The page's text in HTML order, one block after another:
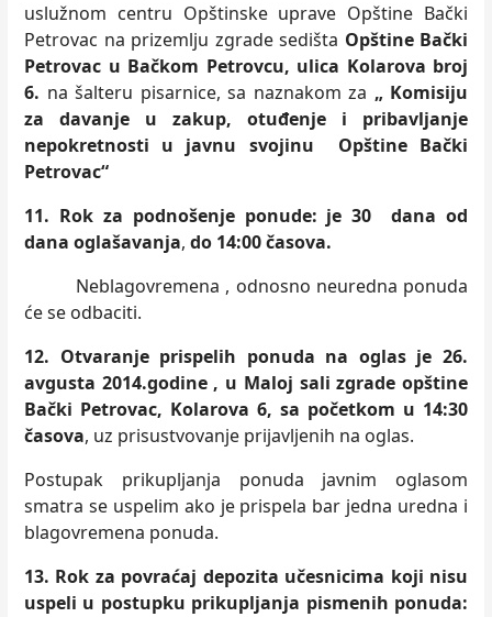
uslužnom centru Opštinske uprave Opštine Bački
Petrovac na prizemlju zgrade sedišta Opštine Bački
Petrovac u Bačkom Petrovcu, ulica Kolarova broj
6. na šalteru pisarnice, sa naznakom za „ Komisiju
za davanje u zakup, otuđenje i pribavljanje
nepokretnosti u javnu svojinu Opštine Bački
Petrovac“
11. Rok za podnošenje ponude: je 30 dana od
dana oglašavanja, do 14:00 časova.
Neblagovremena , odnosno neuredna ponuda
će se odbaciti.
12. Otvaranje prispelih ponuda na oglas je 26.
avgusta 2014.godine , u Maloj sali zgrade opštine
Bački Petrovac, Kolarova 6, sa početkom u 14:30
časova, uz prisustvovanje prijavljenih na oglas.
Postupak prikupljanja ponuda javnim oglasom
smatra se uspelim ako je prispela bar jedna uredna i
blagovremena ponuda.
13. Rok za povraćaj depozita učesnicima koji nisu
uspeli u postupku prikupljanja pismenih ponuda: